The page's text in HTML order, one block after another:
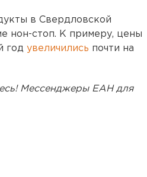
в Свердловской
нон-стоп. К примеру, цены
год увеличились почти на
Мессенджеры ЕАН для